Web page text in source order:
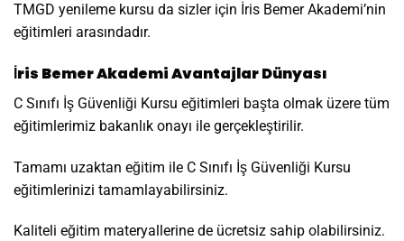
TMGD yenileme kursu da sizler için İris Bemer Akademi’nin
eğitimleri arasındadır.
İris Bemer Akademi Avantajlar Dünyası
C Sınıfı İş Güvenliği Kursu eğitimleri başta olmak üzere tüm
eğitimlerimiz bakanlık onayı ile gerçekleştirilir.
Tamamı uzaktan eğitim ile C Sınıfı İş Güvenliği Kursu
eğitimlerinizi tamamlayabilirsiniz.
Kaliteli eğitim materyallerine de ücretsiz sahip olabilirsiniz.